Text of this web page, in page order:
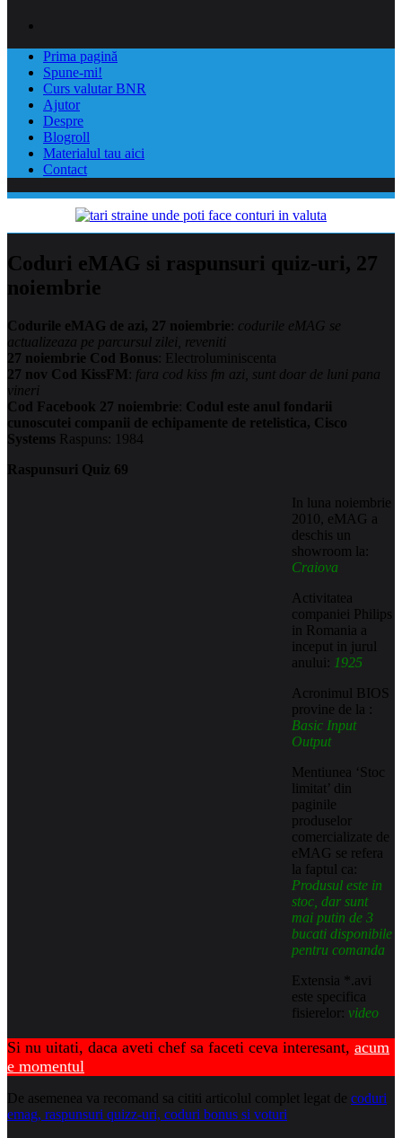
Prima pagină
Spune-mi!
Curs valutar BNR
Ajutor
Despre
Blogroll
Materialul tau aici
Contact
Coduri eMAG si raspunsuri quiz-uri, 27
noiembrie
Codurile eMAG de azi, 27 noiembrie: codurile eMAG se
actualizeaza pe parcursul zilei, reveniti
27 noiembrie Cod Bonus: Electroluminiscenta
27 nov Cod KissFM: fara cod kiss fm azi, sunt doar de luni pana
vineri
Cod Facebook 27 noiembrie: Codul este anul fondarii
cunoscutei companii de echipamente de retelistica, Cisco
Systems Raspuns: 1984
Raspunsuri Quiz 69
In luna noiembrie
2010, eMAG a
deschis un
showroom la:
Craiova
Activitatea
companiei Philips
in Romania a
inceput in jurul
anului: 1925
Acronimul BIOS
provine de la :
Basic Input
Output
Mentiunea ‘Stoc
limitat’ din
paginile
produselor
comercializate de
eMAG se refera
la faptul ca:
Produsul este in
stoc, dar sunt
mai putin de 3
bucati disponibile
pentru comanda
Extensia *.avi
este specifica
fisierelor: video
Si nu uitati, daca aveti chef sa faceti ceva interesant, acum
e momentul
De asemenea va recomand sa cititi articolul complet legat de coduri
emag, raspunsuri quizz-uri, coduri bonus si voturi